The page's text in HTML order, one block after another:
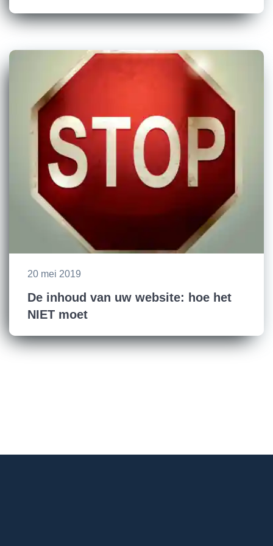
20 mei 2019
De inhoud van uw website: hoe het
NIET moet